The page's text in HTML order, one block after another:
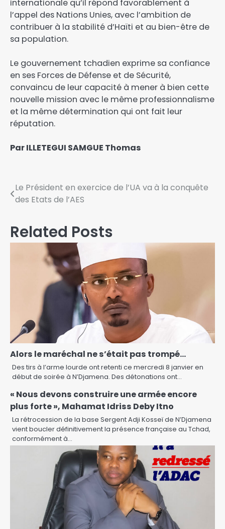
internationale qu’il répond favorablement à
l’appel des Nations Unies, avec l’ambition de
contribuer à la stabilité d’Haïti et au bien-être de
sa population.
Le gouvernement tchadien exprime sa confiance
en ses Forces de Défense et de Sécurité,
convaincu de leur capacité à mener à bien cette
nouvelle mission avec le même professionnalisme
et la même détermination qui ont fait leur
réputation.
Par ILLETEGUI SAMGUE Thomas
Le Président en exercice de l’UA va à la conquête
des Etats de l’AES
Related Posts
Alors le maréchal ne s’était pas trompé…
Des tirs à l’arme lourde ont retenti ce mercredi 8 janvier en
début de soirée à N’Djamena. Des détonations ont…
« Nous devons construire une armée encore
plus forte », Mahamat Idriss Deby Itno
La rétrocession de la base Sergent Adji Kosseï de N’Djamena
vient boucler définitivement la présence française au Tchad,
conformément à…